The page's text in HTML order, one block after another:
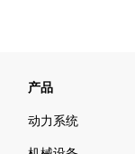
产品
动力系统